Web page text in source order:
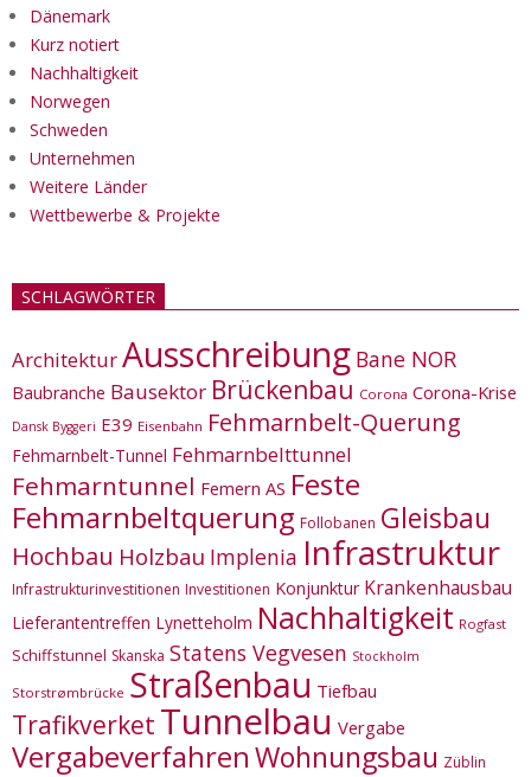
Dänemark
Kurz notiert
Nachhaltigkeit
Norwegen
Schweden
Unternehmen
Weitere Länder
Wettbewerbe & Projekte
SCHLAGWÖRTER
ArchitekturAusschreibung Bane NOR
Baubranche Bausektor Brückenbau Corona Corona-Krise
Dansk Byggeri E39 Eisenbahn Fehmarnbelt-Querung
Fehmarnbelt-Tunnel Fehmarnbelttunnel
Fehmarntunnel Femern AS Feste
Fehmarnbeltquerung Follobanen Gleisbau
Hochbau Holzbau Implenia Infrastruktur
Infrastrukturinvestitionen Investitionen Konjunktur Krankenhausbau
Lieferantentreffen Lynetteholm Nachhaltigkeit Rogfast
Schiffstunnel Skanska Statens Vegvesen Stockholm
Storstrømbrücke Straßenbau Tiefbau
Trafikverket Tunnelbau Vergabe
VergabeverfahrenWohnungsbau Züblin